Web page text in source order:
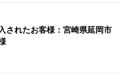
されたお客様：宮崎県延岡市